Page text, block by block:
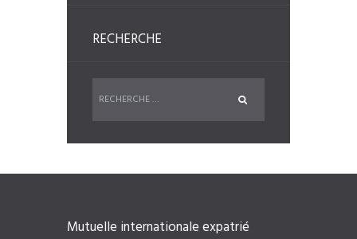
RECHERCHE
Mutuelle internationale expatrié